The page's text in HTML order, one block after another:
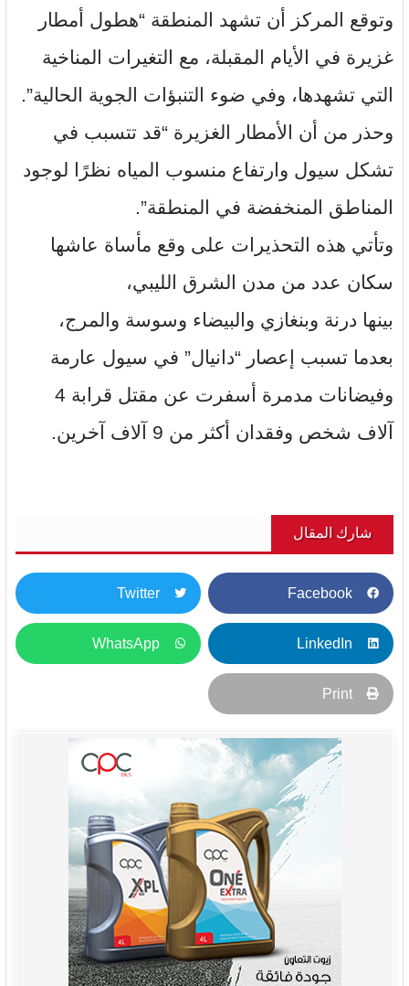
وتوقع المركز أن تشهد المنطقة “هطول أمطار
غزيرة في الأيام المقبلة، مع التغيرات المناخية
التي تشهدها، وفي ضوء التنبؤات الجوية الحالية”.
وحذر من أن الأمطار الغزيرة “قد تتسبب في
تشكل سيول وارتفاع منسوب المياه نظرًا لوجود
المناطق المنخفضة في المنطقة”.
وتأتي هذه التحذيرات على وقع مأساة عاشها
سكان عدد من مدن الشرق الليبي،
بينها درنة وبنغازي والبيضاء وسوسة والمرج،
بعدما تسبب إعصار “دانيال” في سيول عارمة
وفيضانات مدمرة أسفرت عن مقتل قرابة 4
آلاف شخص وفقدان أكثر من 9 آلاف آخرين.
شارك المقال
Facebook
Twitter
LinkedIn
WhatsApp
Print